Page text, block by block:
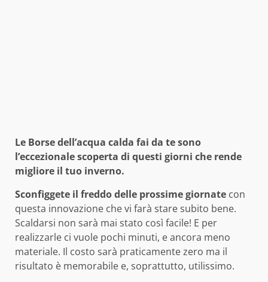
Le Borse dell’acqua calda fai da te sono
l’eccezionale scoperta di questi giorni che rende
migliore il tuo inverno.
Sconfiggete il freddo delle prossime giornate con
questa innovazione che vi farà stare subito bene.
Scaldarsi non sarà mai stato così facile! E per
realizzarle ci vuole pochi minuti, e ancora meno
materiale. Il costo sarà praticamente zero ma il
risultato è memorabile e, soprattutto, utilissimo.